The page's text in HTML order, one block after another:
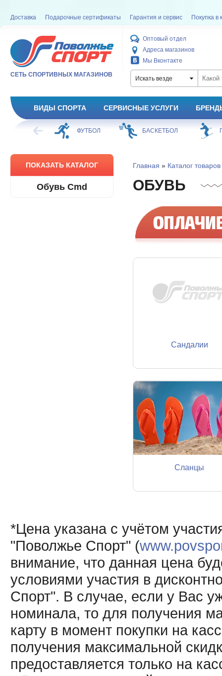
Доставка Подарочные сертификаты Гарантия и сервис Покупка в
СЕТЬ СПОРТИВНЫХ МАГАЗИНОВ
Оптовый отдел
Адреса магазинов
Мы Вконтакте
Искать везде
ВИДЫ СПОРТА СЕРВИСНЫЕ УСЛУГИ
ФУТБОЛ БАСКЕТБОЛ ГОРНЫЕ ЛЫЖИ
ПОКАЗАТЬ КАТАЛОГ
Обувь Cmd
Главная » Каталог товаров
ОБУВЬ
Сандалии
Сланцы
*Цена указана с учётом
"Поволжье Спорт" (
внимание, что данная цена
условиями участия в
Спорт". В случае, если у Вас
номинала, то для получения
карту в момент покупки на
получения максимальной
предоставляется только на